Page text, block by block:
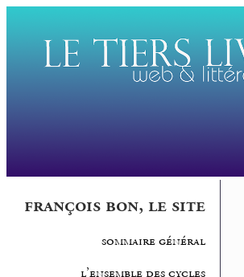
françois bon, le site
sommaire général
l’ensemble des cycles